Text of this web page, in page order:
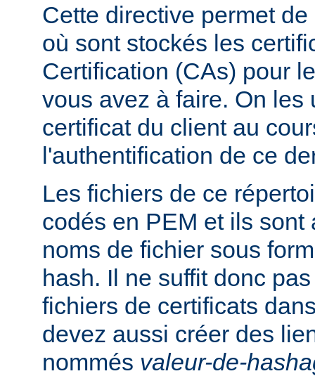
Cette directive permet
où sont stockés les
Certification (CAs) pour
vous avez à faire. On les
certificat du client au
l'authentification de ce
Les fichiers de ce
codés en PEM et ils sont
noms de fichier sous
hash. Il ne suffit donc
fichiers de certificats
devez aussi créer des
nommés valeur-de-